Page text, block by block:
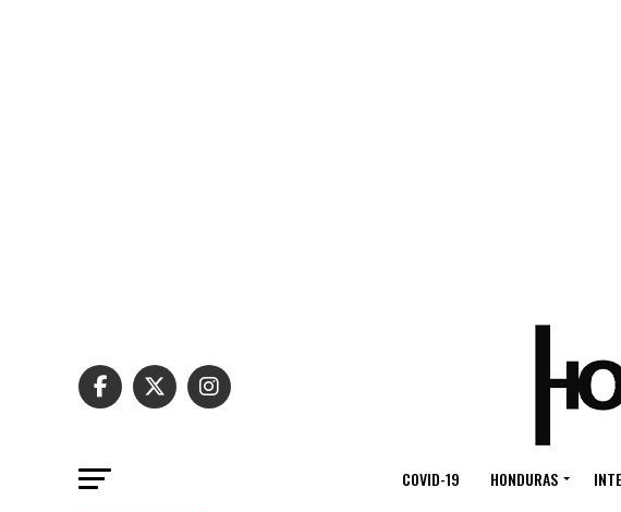
COVID-19 HONDURAS